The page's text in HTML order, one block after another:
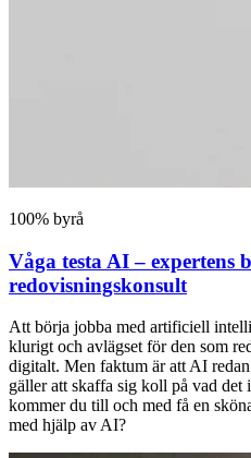
100% byrå
Våga testa AI – expertens
redovisningskonsult
Att börja jobba med artificiell
klurigt och avlägset för den som
digitalt. Men faktum är att AI
gäller att skaffa sig koll på vad det
kommer du till och med få en
med hjälp av AI?